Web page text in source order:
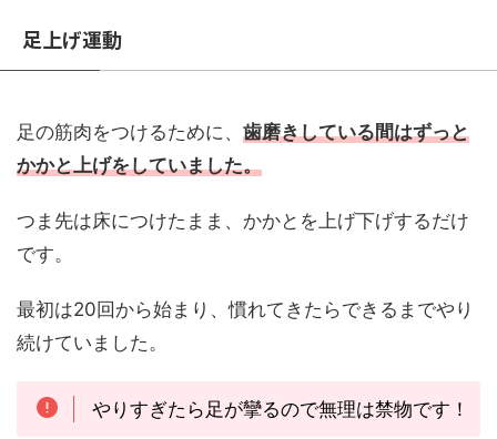
足上げ運動
足の筋肉をつけるために、 歯磨きしている間はずっと
かかと上げをしていました。
つま先は床につけたまま、かかとを上げ下げするだけ
です。
最初は20回から始まり、慣れてきたらできるまでやり
続けていました。
やりすぎたら足が攣るので無理は禁物です！